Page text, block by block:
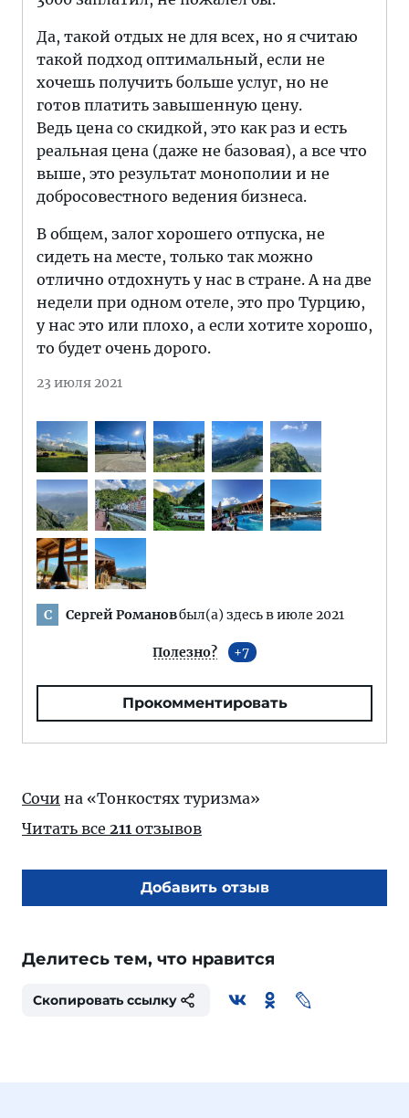
Да, такой отдых не для всех, но я считаю
такой подход оптимальный, если не
хочешь получить больше услуг, но не
готов платить завышенную цену.
Ведь цена со скидкой, это как раз и есть
реальная цена (даже не базовая), а все что
выше, это результат монополии и не
добросовестного ведения бизнеса.
В общем, залог хорошего отпуска, не
сидеть на месте, только так можно
отлично отдохнуть у нас в стране. А на две
недели при одном отеле, это про Турцию,
у нас это или плохо, а если хотите хорошо,
то будет очень дорого.
23 июля 2021
С Сергей Романовбыл(а) здесь в июле 2021
Полезно? 7
Прокомментировать
Сочи на «Тонкостях туризма»
Читать все 211 отзывов
Добавить отзыв
Делитесь тем, что нравится
Скопировать ссылку